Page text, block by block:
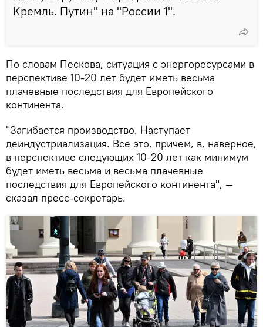
Кремль. Путин" на "России 1".
По словам Пескова, ситуация с энергоресурсами в
перспективе 10-20 лет будет иметь весьма
плачевные последствия для Европейского
континента.
"Загибается производство. Наступает
деиндустриализация. Все это, причем, в, наверное,
в перспективе следующих 10-20 лет как минимум
будет иметь весьма и весьма плачевные
последствия для Европейского континента", —
сказал пресс-секретарь.